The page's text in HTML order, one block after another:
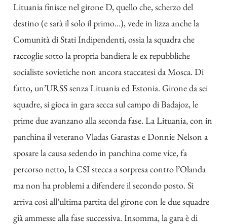
Lituania finisce nel girone D, quello che, scherzo del
destino (e sarà il solo il primo…), vede in lizza anche la
Comunità di Stati Indipendenti, ossia la squadra che
raccoglie sotto la propria bandiera le ex repubbliche
socialiste sovietiche non ancora staccatesi da Mosca. Di
fatto, un’URSS senza Lituania ed Estonia. Girone da sei
squadre, si gioca in gara secca sul campo di Badajoz, le
prime due avanzano alla seconda fase. La Lituania, con in
panchina il veterano Vladas Garastas e Donnie Nelson a
sposare la causa sedendo in panchina come vice, fa
percorso netto, la CSI stecca a sorpresa contro l’Olanda
ma non ha problemi a difendere il secondo posto. Si
arriva così all’ultima partita del girone con le due squadre
già ammesse alla fase successiva. Insomma, la gara è di